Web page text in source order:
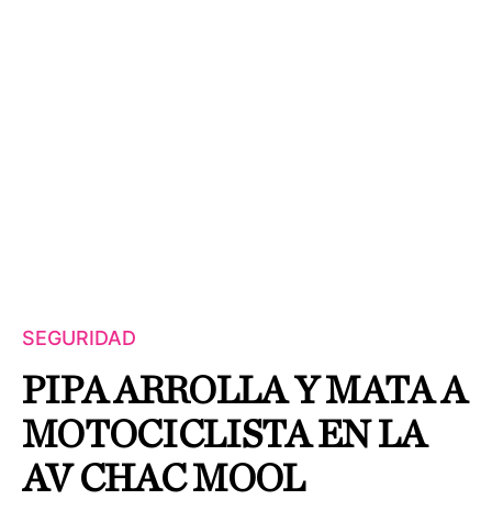
SEGURIDAD
PIPA ARROLLA Y MATA A
MOTOCICLISTA EN LA
AV CHAC MOOL